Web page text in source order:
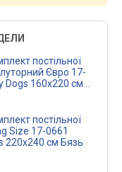
постільної
Dogs 160х220 см
постільної
220х240 см Бязь